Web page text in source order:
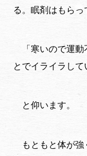
る。眠剤はもらっ
「寒いので運
とでイライラして
と仰います。
もともと体が